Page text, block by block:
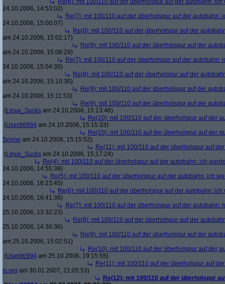
Re(6): mit 100/110 auf der überholspur auf der autobahn:
24.10.2006, 14:53:02)
Re(7): mit 100/110 auf der überholspur auf der autobahn:
24.10.2006, 15:00:07)
Re(8): mit 100/110 auf der überholspur auf der
am 24.10.2006, 15:02:17)
Re(9): mit 100/110 auf der überholspur auf der
am 24.10.2006, 15:08:29)
Re(7): mit 100/110 auf der überholspur auf der autobahn:
24.10.2006, 15:04:30)
Re(8): mit 100/110 auf der überholspur auf der
am 24.10.2006, 15:10:30)
Re(9): mit 100/110 auf der überholspur auf der
am 24.10.2006, 15:11:53)
Re(9): mit 100/110 auf der überholspur auf der
(Linux_Sucks am 24.10.2006, 15:13:46)
Re(10): mit 100/110 auf der überholspur auf der
(User86994 am 24.10.2006, 15:15:33)
Re(10): mit 100/110 auf der überholspur auf der
Sonne am 24.10.2006, 15:15:52)
Re(11): mit 100/110 auf der überholspur auf
(Linux_Sucks am 24.10.2006, 15:17:24)
Re(4): mit 100/110 auf der überholspur auf der autobahn: ich
24.10.2006, 14:55:39)
Re(5): mit 100/110 auf der überholspur auf der autobahn: ich
24.10.2006, 16:23:45)
Re(6): mit 100/110 auf der überholspur auf der autobahn:
24.10.2006, 16:41:36)
Re(7): mit 100/110 auf der überholspur auf der autobahn:
25.10.2006, 13:32:23)
Re(8): mit 100/110 auf der überholspur auf der
25.10.2006, 14:36:36)
Re(9): mit 100/110 auf der überholspur auf der
am 25.10.2006, 15:02:51)
Re(10): mit 100/110 auf der überholspur auf der
(User86994 am 25.10.2006, 19:15:55)
Re(11): mit 100/110 auf der überholspur auf
is.org am 30.01.2007, 21:05:53)
Re(12): mit 100/110 auf der überholspur